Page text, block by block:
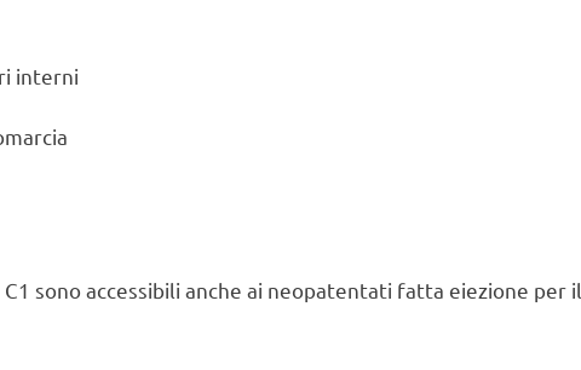
interni
sono accessibili anche ai neopatentati fatta eiezione per il